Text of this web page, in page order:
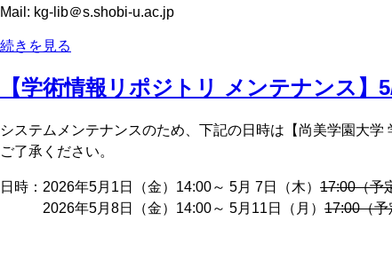
Mail: kg-lib＠s.shobi-u.ac.jp
続きを見る
【学術情報リポジトリ メンテナンス】
システムメンテナンスのため、下記の日時は【尚美学園大学
ご了承ください。
日時：2026年5月1日（金）14:00～ 5月 7日（木） 17:00（予
2026年5月8日（金）14:00～ 5月11日（月） 17:00（予